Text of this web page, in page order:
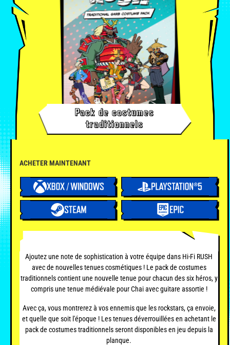
Pack de costumes
traditionnels
ACHETER MAINTENANT
Ajoutez une note de sophistication à votre équipe dans Hi-Fi RUSH
avec de nouvelles tenues cosmétiques ! Le pack de costumes
traditionnels contient une nouvelle tenue pour chacun des six héros, y
compris une tenue médiévale pour Chai avec guitare assortie !
Avec ça, vous montrerez à vos ennemis que les rockstars, ça envoie,
et quelle que soit l'époque ! Les tenues déverrouillées en achetant le
pack de costumes traditionnels seront disponibles en jeu depuis la
planque.